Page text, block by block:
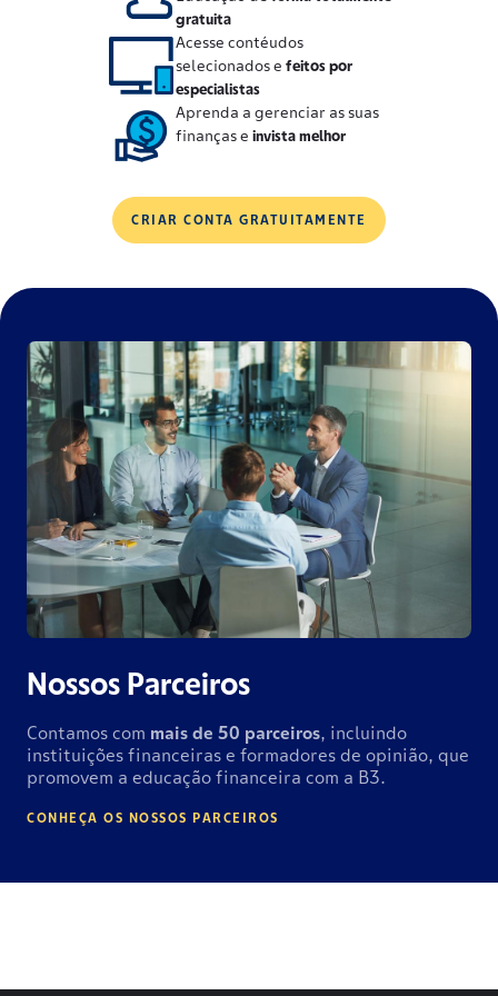
gratuita
Acesse contéudos
selecionados e feitos por
especialistas
Aprenda a gerenciar as suas
finanças e invista melhor
CRIAR CONTA GRATUITAMENTE
Nossos Parceiros
Contamos com mais de 50 parceiros, incluindo
instituições financeiras e formadores de opinião, que
promovem a educação financeira com a B3.
CONHEÇA OS NOSSOS PARCEIROS